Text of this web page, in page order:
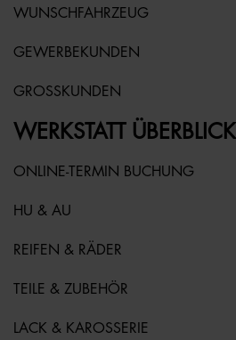
WUNSCHFAHRZEUG
GEWERBEKUNDEN
GROSSKUNDEN
WERKSTATT ÜBERBLICK
ONLINE-TERMIN BUCHUNG
HU & AU
REIFEN & RÄDER
TEILE & ZUBEHÖR
LACK & KAROSSERIE